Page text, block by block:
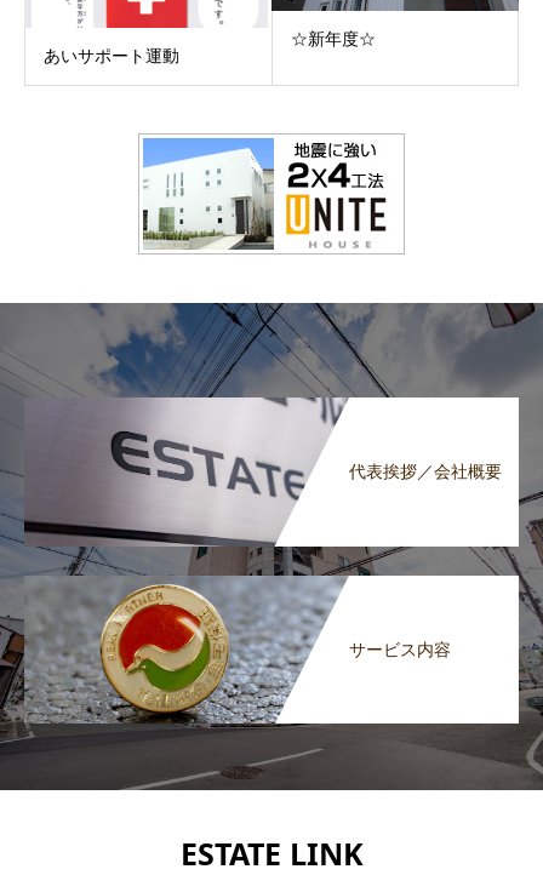
あいサポート運動
☆新年度☆
代表挨拶／会社概要
サービス内容
ESTATE LINK